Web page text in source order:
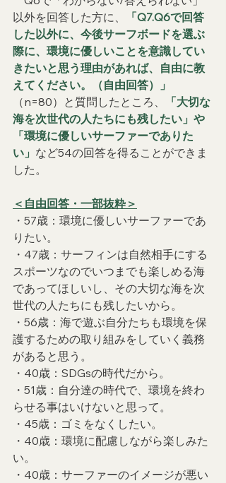
以外を回答した方に、
「Q7.Q6で回答
した以外に、今後サーフボードを選ぶ
際に、環境に優しいことを意識してい
きたいと思う理由があれば、自由に教
えてください。（自由回答）」
（n=80）と質問したところ、
「大切な
海を次世代の人たちにも残したい」や
「環境に優しいサーファーでありた
い」 など54の回答を得ることができま
した。
＜自由回答・一部抜粋＞
・57歳：環境に優しいサーファーであ
りたい。
・47歳：サーフィンは自然相手にする
スポーツなのでいつまでも楽しめる海
であってほしいし、その大切な海を次
世代の人たちにも残したいから。
・56歳：海で遊ぶ自分たちも環境を保
護するための取り組みをしていく義務
があると思う。
・40歳：SDGsの時代だから。
・51歳：自分達の時代で、環境を終わ
らせる事はいけないと思って。
・45歳：ゴミをなくしたい。
・40歳：環境に配慮しながら楽しみた
い。
・40歳：サーファーのイメージが悪い